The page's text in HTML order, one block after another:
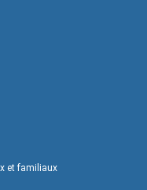
et familiaux